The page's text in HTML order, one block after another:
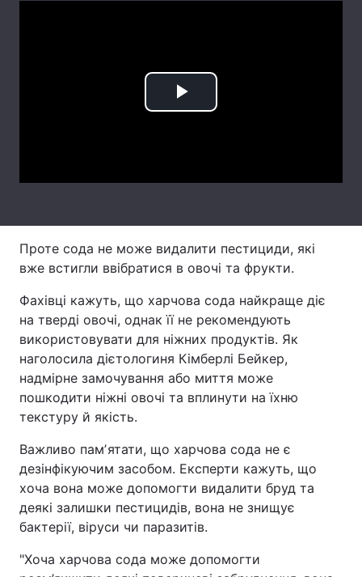
Тема оформлення
Play
Проте сода не може видалити пестициди, які
вже встигли ввібратися в овочі та фрукти.
Фахівці кажуть, що харчова сода найкраще діє
на тверді овочі, однак її не рекомендують
використовувати для ніжних продуктів. Як
наголосила дієтологиня Кімберлі Бейкер,
надмірне замочування або миття може
пошкодити ніжні овочі та вплинути на їхню
текстуру й якість.
Важливо памʼятати, що харчова сода не є
дезінфікуючим засобом. Експерти кажуть, що
хоча вона може допомогти видалити бруд та
деякі залишки пестицидів, вона не знищує
бактерії, віруси чи паразитів.
"Хоча харчова сода може допомогти